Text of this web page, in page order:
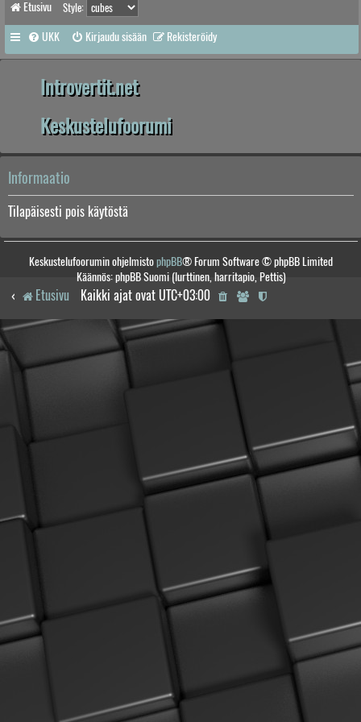
Etusivu Style:
UKK Kirjaudu sisään Rekisteröidy
Introvertit.net
Keskustelufoorumi
Informaatio
Tilapäisesti pois käytöstä
Keskustelufoorumin ohjelmistophpBB® Forum Software © phpBB Limited
Käännös: phpBB Suomi (lurttinen, harritapio, Pettis)
Etusivu Kaikki ajat ovat UTC+03:00